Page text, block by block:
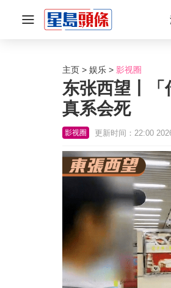
主页 娱乐 影视圈
东张西望丨
真系会死
影视圈 更新时间：22:00